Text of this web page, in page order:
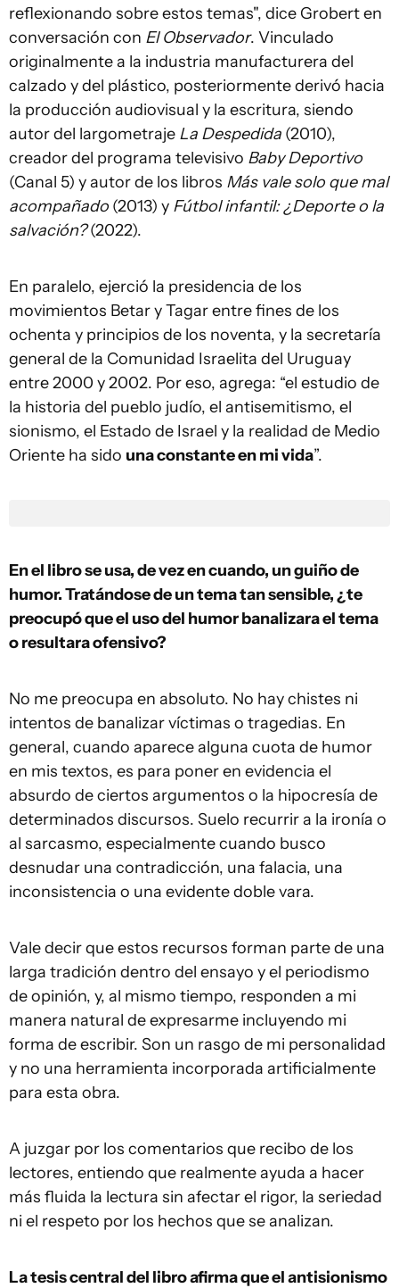
reflexionando sobre estos temas", dice Grobert en
conversación con El Observador. Vinculado
originalmente a la industria manufacturera del
calzado y del plástico, posteriormente derivó hacia
la producción audiovisual y la escritura, siendo
autor del largometraje La Despedida (2010),
creador del programa televisivo Baby Deportivo
(Canal 5) y autor de los libros Más vale solo que mal
acompañado (2013) y Fútbol infantil: ¿Deporte o la
salvación?(2022).
En paralelo, ejerció la presidencia de los
movimientos Betar y Tagar entre fines de los
ochenta y principios de los noventa, y la secretaría
general de la Comunidad Israelita del Uruguay
entre 2000 y 2002. Por eso, agrega: “el estudio de
la historia del pueblo judío, el antisemitismo, el
sionismo, el Estado de Israel y la realidad de Medio
Oriente ha sido una constante en mi vida”.
En el libro se usa, de vez en cuando, un guiño de
humor. Tratándose de un tema tan sensible, ¿te
preocupó que el uso del humor banalizara el tema
o resultara ofensivo?
No me preocupa en absoluto. No hay chistes ni
intentos de banalizar víctimas o tragedias. En
general, cuando aparece alguna cuota de humor
en mis textos, es para poner en evidencia el
absurdo de ciertos argumentos o la hipocresía de
determinados discursos. Suelo recurrir a la ironía o
al sarcasmo, especialmente cuando busco
desnudar una contradicción, una falacia, una
inconsistencia o una evidente doble vara.
Vale decir que estos recursos forman parte de una
larga tradición dentro del ensayo y el periodismo
de opinión, y, al mismo tiempo, responden a mi
manera natural de expresarme incluyendo mi
forma de escribir. Son un rasgo de mi personalidad
y no una herramienta incorporada artificialmente
para esta obra.
A juzgar por los comentarios que recibo de los
lectores, entiendo que realmente ayuda a hacer
más fluida la lectura sin afectar el rigor, la seriedad
ni el respeto por los hechos que se analizan.
La tesis central del libro afirma que el antisionismo